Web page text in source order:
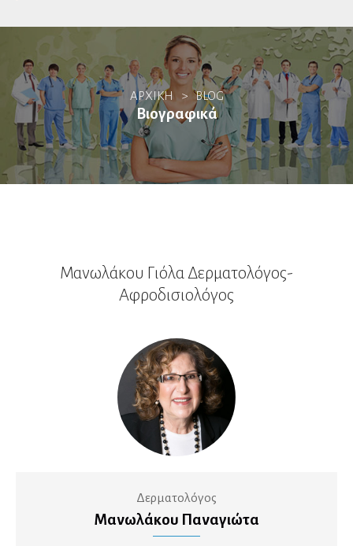
Βιοπαθολόγοι
Γαστρεντερολόγοι
Ενδοσκόποι
Γενετιστές
Γναθοπροσωπικοί Χειρουργοί
ΑΡΧΙΚΗ > BLOG
Βιογραφικά
Μανωλάκου Γιόλα Δερματολόγος-
Αφροδισιολόγος
Δερματολόγος
Μανωλάκου Παναγιώτα